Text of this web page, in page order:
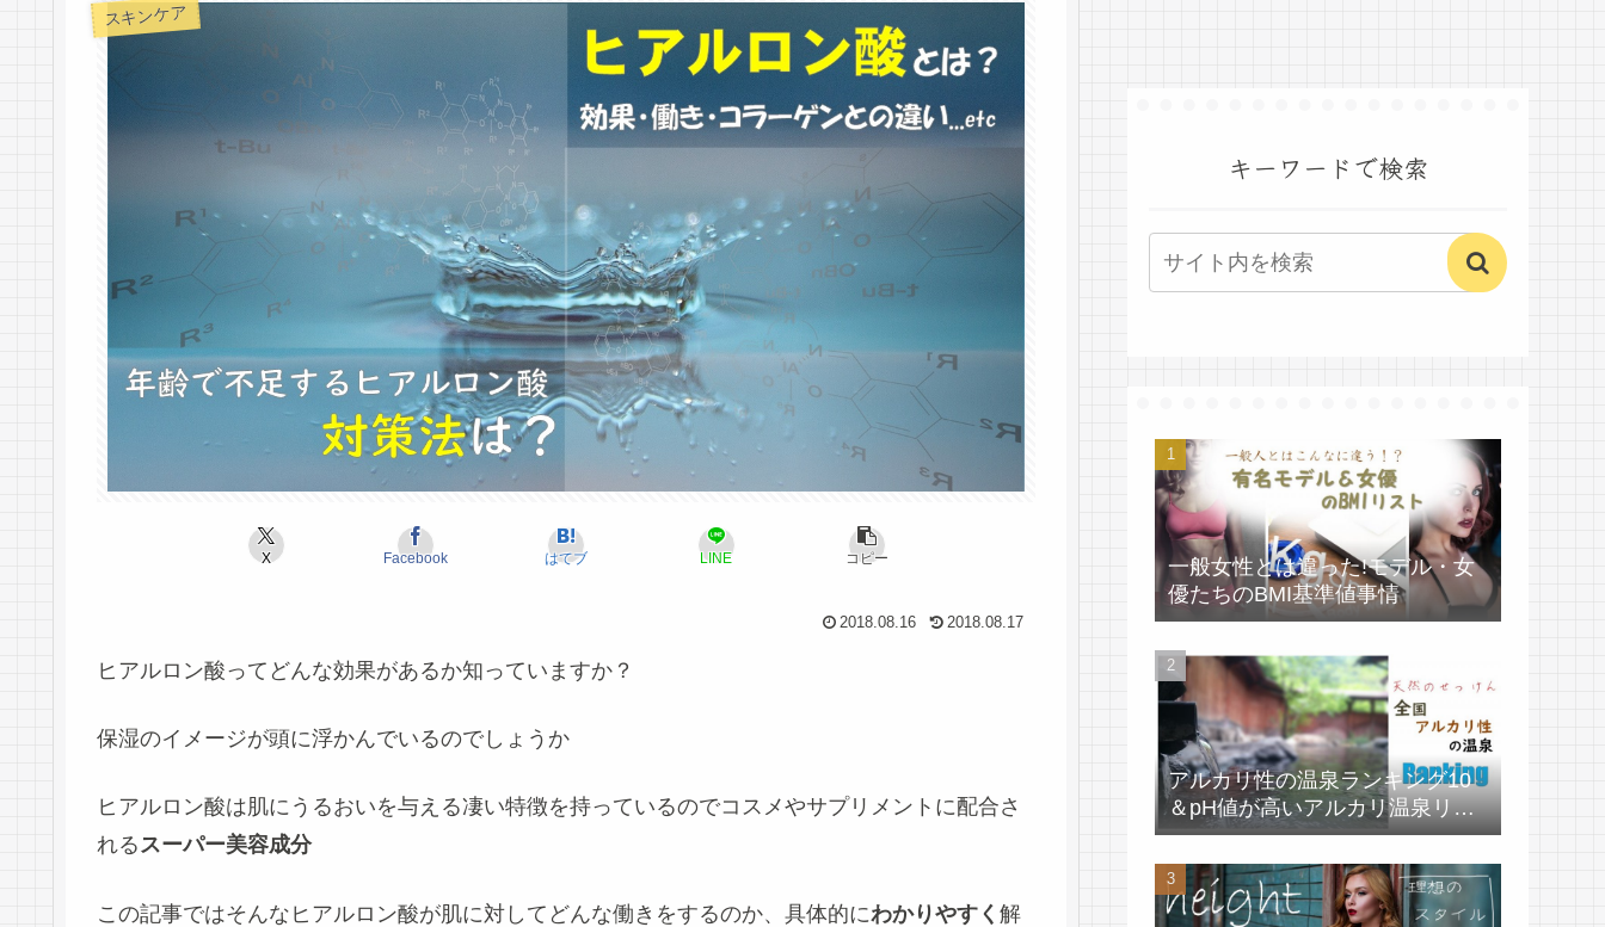
スキンケア
X Facebook はてブ LINE コピー
2018.08.16 2018.08.17
ヒアルロン酸ってどんな効果があるか知っていますか？
保湿のイメージが頭に浮かんでいるのでしょうか
ヒアルロン酸は肌にうるおいを与える凄い特徴を持っているのでコスメやサプリメントに配合さ
れるスーパー美容成分
この記事ではそんなヒアルロン酸が肌に対してどんな働きをするのか、具体的にわかりやすく 解
キーワードで検索
一般女性とは違った!モデル・女
優たちのBMI基準値事情
アルカリ性の温泉ランキング10
＆pH値が高いアルカリ温泉リス
ト